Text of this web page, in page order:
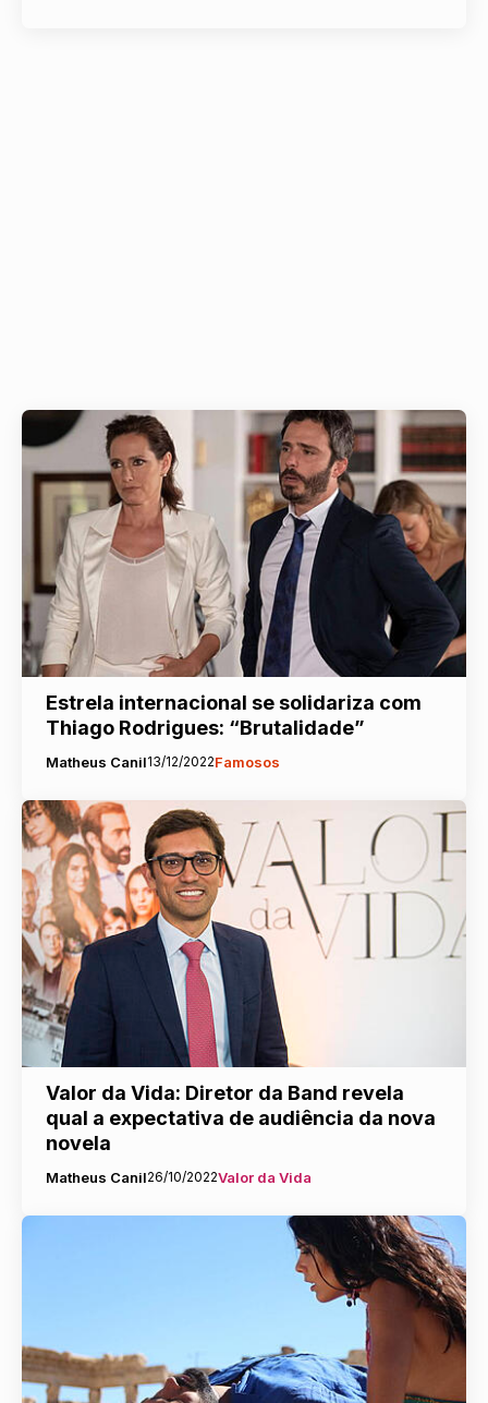
Estrela internacional se solidariza com
Thiago Rodrigues: “Brutalidade”
Matheus Canil13/12/2022Famosos
Valor da Vida: Diretor da Band revela
qual a expectativa de audiência da nova
novela
Matheus Canil26/10/2022Valor da Vida